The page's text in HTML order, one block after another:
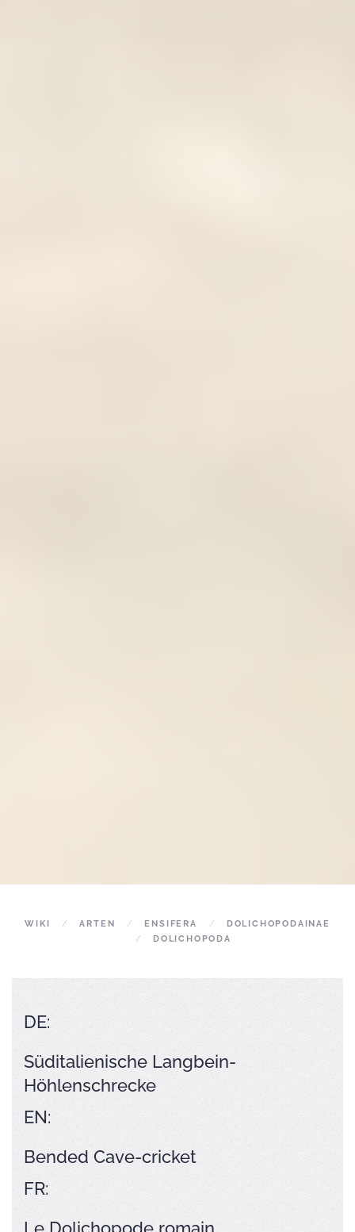
WIKI ARTEN ENSIFERA
DOLICHOPODAINAE
DOLICHOPODA
DE:
Süditalienische Langbein-
Höhlenschrecke
EN:
Bended Cave-cricket
FR: